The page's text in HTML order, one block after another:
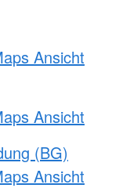
Ansicht
Ansicht
(BG)
Ansicht